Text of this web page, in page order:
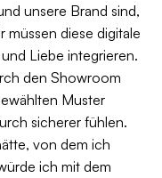
unsere Brand sind,
müssen diese digitale
Liebe integrieren.
den Showroom
Muster
sicherer fühlen.
von dem ich
ich mit dem